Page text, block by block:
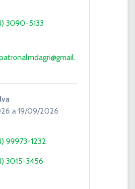
3090-5133
a 19/09/2026
99973-1232
3015-3456